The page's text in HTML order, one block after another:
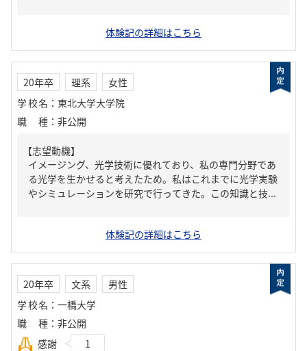
体験記の詳細はこちら
20年卒 理系
女性
学校名 ： 東北大学大学院
職種 ： 非公開
【志望動機】
イメージング、光学技術に優れており、私の専門分野であ
る光学を生かせると考えたため。私はこれまでに光学実験
やシミュレーションを研究で行ってきた。この知識と技...
体験記の詳細はこちら
20年卒 文系
男性
学校名 ： 一橋大学
職種 ： 非公開
感謝
1